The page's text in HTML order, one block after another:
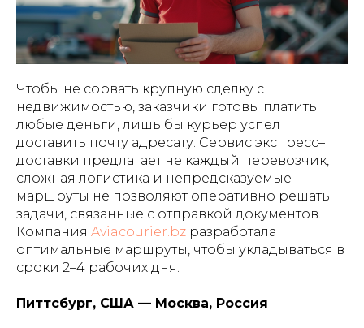
Чтобы не сорвать крупную сделку с
недвижимостью, заказчики готовы платить
любые деньги, лишь бы курьер успел
доставить почту адресату. Сервис экспресс–
доставки предлагает не каждый перевозчик,
сложная логистика и непредсказуемые
маршруты не позволяют оперативно решать
задачи, связанные с отправкой документов.
Компания Aviacourier.bz разработала
оптимальные маршруты, чтобы укладываться в
сроки 2–4 рабочих дня.
Питтсбург, США — Москва, Россия